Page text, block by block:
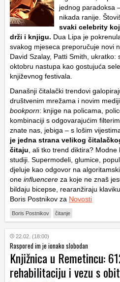
jednog paradoksa
nikada ranije.
svaki celebrity
drži i knjigu. Dua Lipa je
svakog mjeseca preporučuje novi
David Szalay, Patti Smith, ukratko:
oktobru nastupa kao gostujuća
književnog festivala.
Današnji čitalački trendovi
društvenim mrežama i novim
bookporn: knjige na policama,
kombinaciji s odgovarajućim
znate nas, jebiga – s lošim
je jedna strana velikog
čitaju, ali tko trend diktira?
studiji. Supermodeli, glumice,
djeluje kao odgovor na
one influencere za koje ne znaš
bildaju bicepse, rearanžiraju
Boris Postnikov za Novosti
Boris Postnikov čitanje
22.02. (18:00)
Raspored im je ionako slobodan
Knjižnica u Remetincu:
rehabilitaciju i vezu s